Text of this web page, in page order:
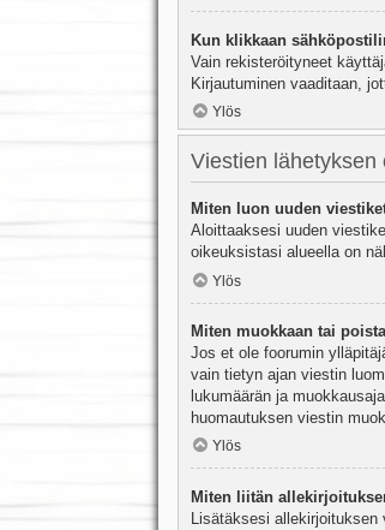
Kun klikkaan
Vain rekisteröityneet
Kirjautuminen vaaditaan,
Ylös
Viestien lähetyksen
Miten luon uuden
Aloittaaksesi uuden
oikeuksistasi alueella on
Ylös
Miten muokkaan tai
Jos et ole foorumin
vain tietyn ajan viestin
lukumäärän ja
huomautuksen viestin
Ylös
Miten liitän
Lisätäksesi